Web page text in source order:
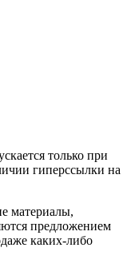
только при
гиперссылки на
материалы,
предложением
каких-либо